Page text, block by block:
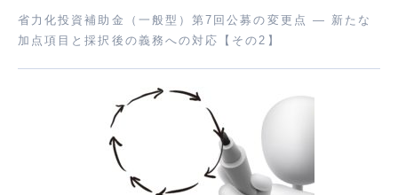
省力化投資補助金（一般型）第7回公募の変更点 ― 新たな
加点項目と採択後の義務への対応【その2】